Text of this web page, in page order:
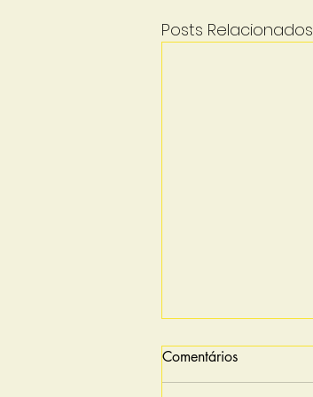
Posts Relacionados
Comentários